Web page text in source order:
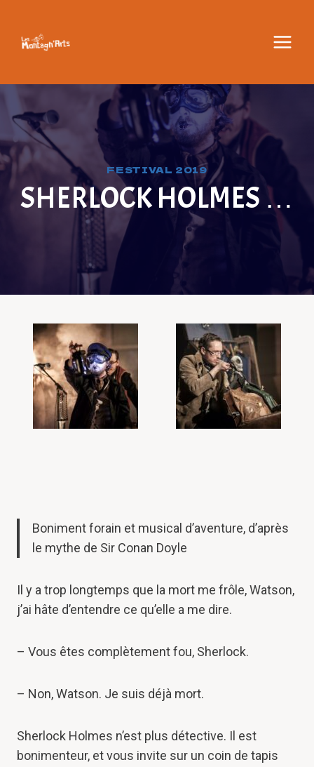
contenu
FESTIVAL 2019
SHERLOCK HOLMES …
Boniment forain et musical d’aventure, d’après
le mythe de Sir Conan Doyle
Il y a trop longtemps que la mort me frôle, Watson,
j’ai hâte d’entendre ce qu’elle a me dire.
– Vous êtes complètement fou, Sherlock.
– Non, Watson. Je suis déjà mort.
Sherlock Holmes n’est plus détective. Il est
bonimenteur, et vous invite sur un coin de tapis